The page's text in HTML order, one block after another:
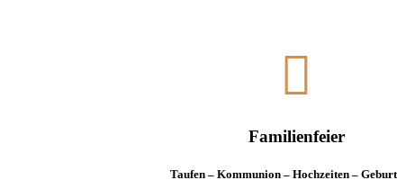

Familienfeier
Taufen – Kommunion – Hochzeiten –